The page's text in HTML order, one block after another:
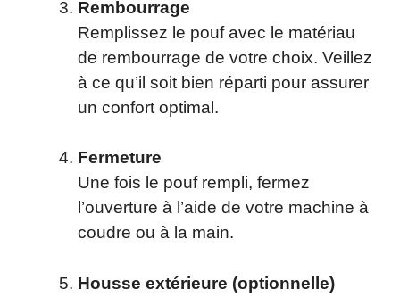
Rembourrage
Remplissez le pouf avec le matériau
de rembourrage de votre choix. Veillez
à ce qu’il soit bien réparti pour assurer
un confort optimal.
Fermeture
Une fois le pouf rempli, fermez
l’ouverture à l’aide de votre machine à
coudre ou à la main.
Housse extérieure (optionnelle)